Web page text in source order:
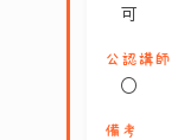
可
公認講師
〇
備考